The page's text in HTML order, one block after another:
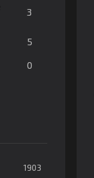
3
5
0
1903